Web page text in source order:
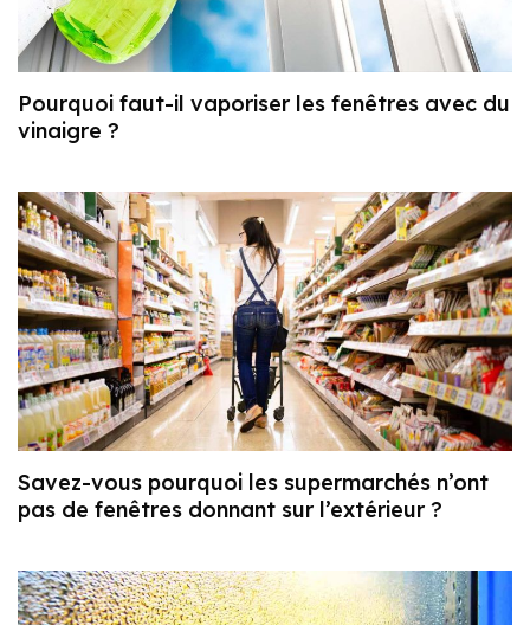
Pourquoi faut-il vaporiser les fenêtres avec du
vinaigre ?
Savez-vous pourquoi les supermarchés n’ont
pas de fenêtres donnant sur l’extérieur ?